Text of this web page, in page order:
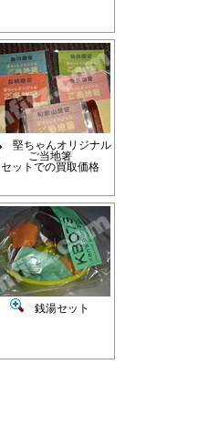
堅ちゃんオリジナル
ご当地箸
セットでの買取価格
銭湯セット